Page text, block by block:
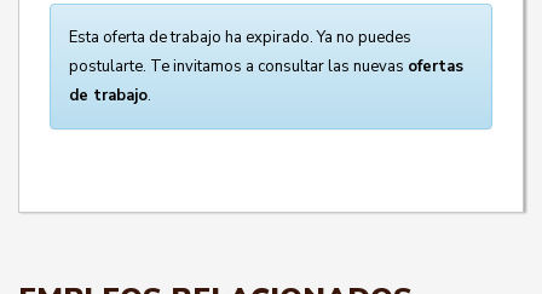
Esta oferta de trabajo ha expirado. Ya no puedes
postularte. Te invitamos a consultar las nuevas ofertas
de trabajo.